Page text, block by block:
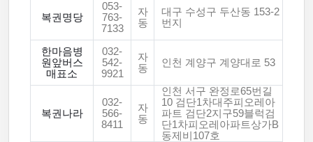
복권명당
053-
763-
7133
자
동
대구 수성구 두산동 153-2
번지
한마음병
원앞버스
매표소
032-
542-
9921
자
동
인천 계양구 계양대로 53
복권나라
032-
566-
8411
자
동
인천 서구 완정로65번길
10 검단1차대주피오레아
파트 검단2지구59블럭검
단1차피오레아파트상가B
동제비107호